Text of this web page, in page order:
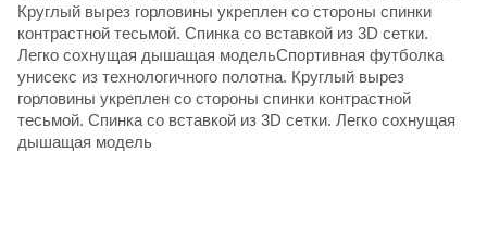
Круглый вырез горловины укреплен со стороны спинки
контрастной тесьмой. Спинка со вставкой из 3D сетки.
Легко сохнущая дышащая модельСпортивная футболка
унисекс из технологичного полотна. Круглый вырез
горловины укреплен со стороны спинки контрастной
тесьмой. Спинка со вставкой из 3D сетки. Легко сохнущая
дышащая модель